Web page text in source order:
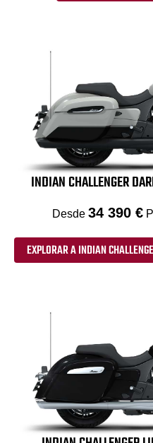
INDIAN CHALLENGER
Desde 34 390 €
EXPLORAR A INDIAN